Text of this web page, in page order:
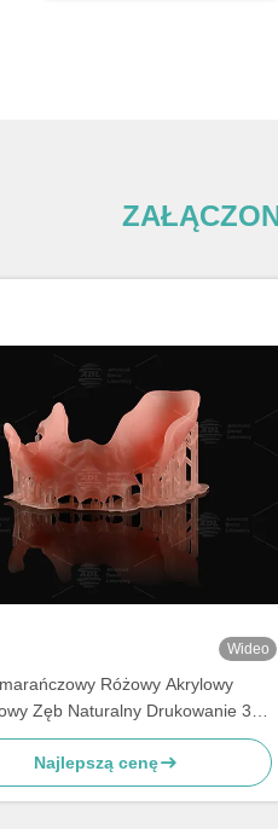
Wideo
Różowy Akrylowy
Zęb Naturalny Drukowanie 3D
Zęby cyfrowe
Najlepszą cenę